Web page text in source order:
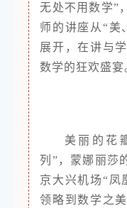
无处不用数学”
师的讲座从“美
展开，在讲与
数学的狂欢盛宴
美丽的花
列”，蒙娜丽莎
京大兴机场“凤
领略到数学之